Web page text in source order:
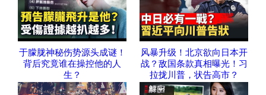
于朦胧神秘伤势源头成谜！
背后究竟谁在操控他的人
生？
风暴升级！北京欲向日本开
战？敌国条款真相曝光！习
拉拢川普，状告高市？